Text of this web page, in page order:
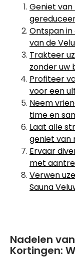
Geniet
Ontspan
van de
Trakteer
zonder uw
Profiteer
voor een
Neem
time en
Laat alle
geniet van
Ervaar
met
Verwen
Sauna
Nadelen
Kortingen: